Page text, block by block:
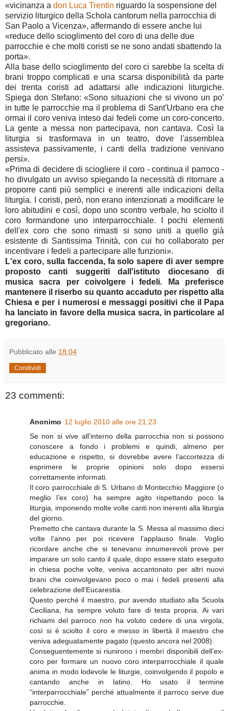
«vicinanza a don Luca Trentin riguardo la sospensione del
servizio liturgico della Schola cantorum nella parrocchia di
San Paolo a Vicenza», affermando di essere anche lui
«reduce dello scioglimento del coro di una delle due
parrocchie e che molti coristi se ne sono andati sbattendo la
porta».
Alla base dello scioglimento del coro ci sarebbe la scelta di
brani troppo complicati e una scarsa disponibilità da parte
dei trenta coristi ad adattarsi alle indicazioni liturgiche.
Spiega don Stefano: «Sono situazioni che si vivono un po'
in tutte le parrocchie ma il problema di Sant'Urbano era che
ormai il coro veniva inteso dai fedeli come un coro-concerto.
La gente a messa non partecipava, non cantava. Così la
liturgia si trasformava in un teatro, dove l'assemblea
assisteva passivamente, i canti della tradizione venivano
persi».
«Prima di decidere di sciogliere il coro - continua il parroco -
ho divulgato un avviso spiegando la necessità di ritornare a
proporre canti più semplici e inerenti alle indicazioni della
liturgia. I coristi, però, non erano intenzionati a modificare le
loro abitudini e così, dopo uno scontro verbale, ho sciolto il
coro formandone uno interparrocchiale. I pochi elementi
dell'ex coro che sono rimasti si sono uniti a quello già
esistente di Santissima Trinità, con cui ho collaborato per
incentivare i fedeli a partecipare alle funzioni».
L'ex coro, sulla faccenda, fa solo sapere di aver sempre
proposto canti suggeriti dall'istituto diocesano di
musica sacra per coivolgere i fedeli. Ma preferisce
mantenere il riserbo su quanto accaduto per rispetto alla
Chiesa e per i numerosi e messaggi positivi che il Papa
ha lanciato in favore della musica sacra, in particolare al
gregoriano.
Pubblicato alle 18:04
Condividi
23 commenti:
Anonimo 12 luglio 2010 alle ore 21:23
Se non si vive all’interno della parrocchia non si possono
conoscere a fondo i problemi e quindi, almeno per
educazione e rispetto, si dovrebbe avere l’accortezza di
esprimere le proprie opinioni solo dopo essersi
correttamente informati.
Il coro parrocchiale di S. Urbano di Montecchio Maggiore (o
meglio l’ex coro) ha sempre agito rispettando poco la
liturgia, imponendo molte volte canti non inerenti alla liturgia
del giorno.
Premetto che cantava durante la S. Messa al massimo dieci
volte l’anno per poi ricevere l’applauso finale. Voglio
ricordare anche che si tenevano innumerevoli prove per
imparare un solo canto il quale, dopo essere stato eseguito
in chiesa poche volte, veniva accantonato per altri nuovi
brani che coinvolgevano poco o mai i fedeli presenti alla
celebrazione dell’Eucarestia.
Questo perché il maestro, pur avendo studiato alla Scuola
Ceciliana, ha sempre voluto fare di testa propria. Ai vari
richiami del parroco non ha voluto cedere di una virgola,
così si è sciolto il coro e messo in libertà il maestro che
veniva adeguatamente pagato (questo ancora nel 2008).
Conseguentemente si riunirono i membri disponibili dell’ex-
coro per formare un nuovo coro interparrocchiale il quale
anima in modo lodevole le liturgie, coinvolgendo il popolo e
cantando anche in latino. Ho usato il termine
“interparrocchiale” perché attualmente il parroco serve due
parrocchie.